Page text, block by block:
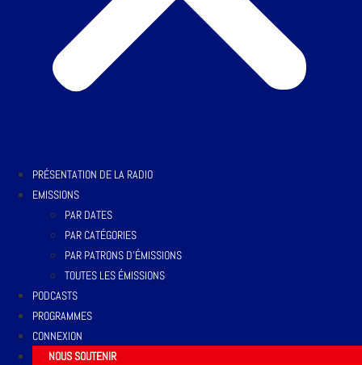
PRÉSENTATION DE LA RADIO
EMISSIONS
PAR DATES
PAR CATÉGORIES
PAR PATRONS D’ÉMISSIONS
TOUTES LES ÉMISSIONS
PODCASTS
PROGRAMMES
CONNEXION
NOUS SOUTENIR